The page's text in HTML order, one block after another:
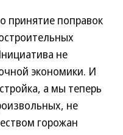
принятие поправок
не
экономики. И
а мы теперь
не
горожан